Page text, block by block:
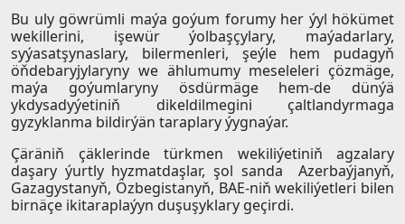
Bu uly göwrümli maýa goýum forumy her ýyl hökümet
wekillerini, işewür ýolbaşçylary, maýadarlary,
syýasatşynaslary, bilermenleri, şeýle hem pudagyň
öňdebaryjylaryny we ählumumy meseleleri çözmäge,
maýa goýumlaryny ösdürmäge hem-de dünýä
ykdysadyýetiniň dikeldilmegini çaltlandyrmaga
gyzyklanma bildirýän taraplary ýygnaýar.
Çäräniň çäklerinde türkmen wekiliýetiniň agzalary
daşary ýurtly hyzmatdaşlar, şol sanda Azerbaýjanyň,
Gazagystanyň, Özbegistanyň, BAE-niň wekiliýetleri bilen
birnäçe ikitaraplaýyn duşuşyklary geçirdi.